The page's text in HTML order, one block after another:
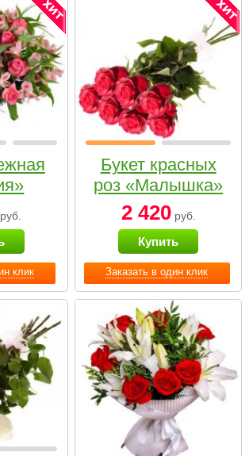
клик
руб.
Заказать в один клик
Букет красных
роз «Малышка»
2 420руб.
Купить